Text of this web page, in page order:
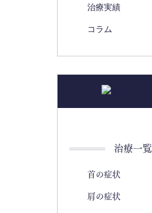
治療実績
コラム
治療一覧
首の症状
肩の症状